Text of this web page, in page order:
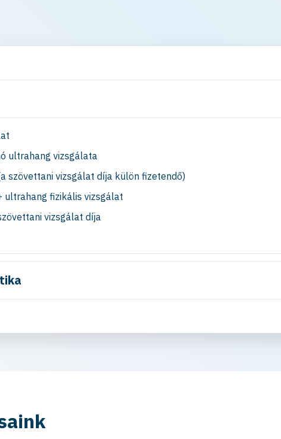
ultrahang vizsgálata
szövettani vizsgálat díja külön fizetendő)
ultrahang fizikális vizsgálat
vizsgálat díja